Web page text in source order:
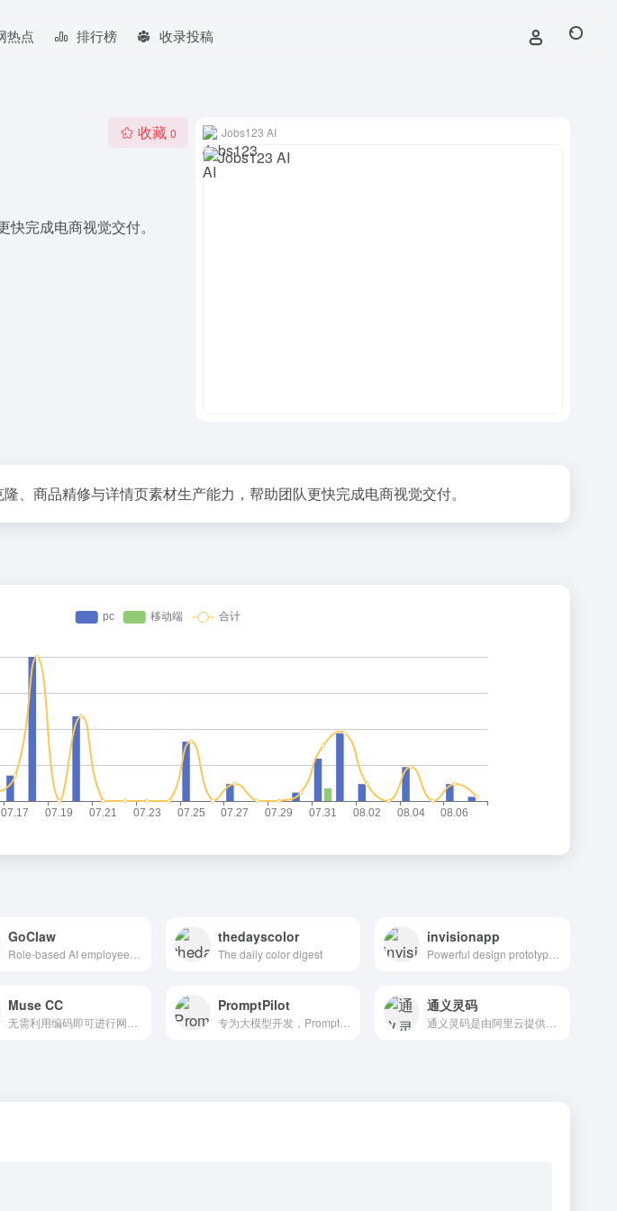
热点 排行榜 收录投稿
收藏 0
完成电商视觉交付。
Jobs123 AI
、商品精修与详情页素材生产能力，帮助团队更快完成电商视觉交付。
GoClaw thedayscolor
The daily color digest
invisionapp
Muse CC PromptPilot
专为大模型开发，PromptPilot为你提供更精准，专业，可持续迭代提示词！ PromptPilot 是一款面向大模型应用的全链路优化平台，覆盖大模型开发从构想、开发部署到迭代优化的全过程。
通义灵码